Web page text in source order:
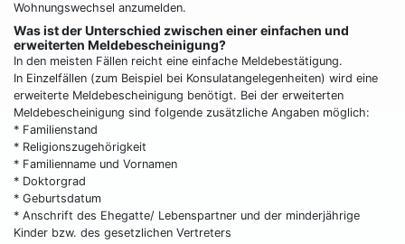
Wohnungswechsel anzumelden.
Was ist der Unterschied zwischen einer einfachen und
erweiterten Meldebescheinigung?
In den meisten Fällen reicht eine einfache Meldebestätigung.
In Einzelfällen (zum Beispiel bei Konsulatangelegenheiten) wird eine
erweiterte Meldebescheinigung benötigt. Bei der erweiterten
Meldebescheinigung sind folgende zusätzliche Angaben möglich:
* Familienstand
* Religionszugehörigkeit
* Familienname und Vornamen
* Doktorgrad
* Geburtsdatum
* Anschrift des Ehegatte/ Lebenspartner und der minderjährige
Kinder bzw. des gesetzlichen Vertreters